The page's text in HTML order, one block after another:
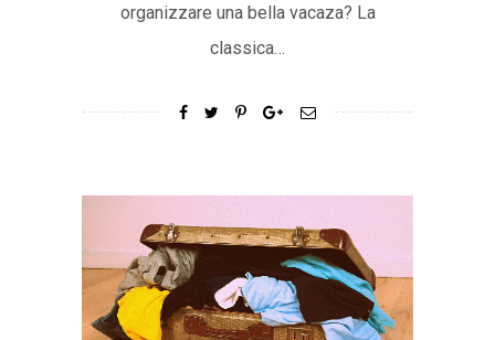
organizzare una bella vacaza? La
classica…